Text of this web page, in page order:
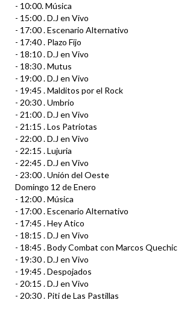
- 10:00. Música
- 15:00 . D.J en Vivo
- 17:00 . Escenario Alternativo
- 17:40 . Plazo Fijo
- 18:10 . D.J en Vivo
- 18:30 . Mutus
- 19:00 . D.J en Vivo
- 19:45 . Malditos por el Rock
- 20:30 . Umbrio
- 21:00 . D.J en Vivo
- 21:15 . Los Patriotas
- 22:00 . D.J en Vivo
- 22:15 . Lujuria
- 22:45 . D.J en Vivo
- 23:00 . Unión del Oeste
Domingo 12 de Enero
- 12:00 . Música
- 17:00 . Escenario Alternativo
- 17:45 . Hey Atico
- 18:15 . D.J en Vivo
- 18:45 . Body Combat con Marcos Quechic
- 19:30 . D.J en Vivo
- 19:45 . Despojados
- 20:15 . D.J en Vivo
- 20:30 . Piti de Las Pastillas